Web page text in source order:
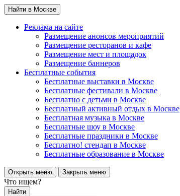
Найти в Москве
Реклама на сайте
Размещение анонсов мероприятий
Размещение ресторанов и кафе
Размещение мест и площадок
Размещение баннеров
Бесплатные события
Бесплатные выставки в Москве
Бесплатные фестивали в Москве
Бесплатно с детьми в Москве
Бесплатный активный отдых в Москве
Бесплатная музыка в Москве
Бесплатные шоу в Москве
Бесплатные праздники в Москве
Бесплатно! стендап в Москве
Бесплатные образование в Москве
Открыть меню Закрыть меню
Что ищем?
Найти